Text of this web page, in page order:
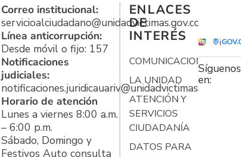
Correo institucional:
servicioalciudadano@unidadvictimas.gov.co
Línea anticorrupción:
Desde móvil o fijo: 157
Notificaciones
judiciales:
notificaciones.juridicauariv@unidadvictimas.gov.co
Horario de atención
Lunes a viernes 8:00 a.m.
– 6:00 p.m.
Sábado, Domingo y
Festivos Auto consulta
ENLACES
DE
INTERÉS
COMUNICACIONES
LA UNIDAD
ATENCIÓN Y
SERVICIOS
CIUDADANÍA
DATOS PARA
Síguenos
en: